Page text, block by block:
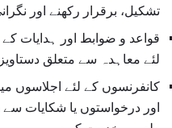
تشکیل، برقرار رکھنے اور
قواعد و ضوابط اور ہدایات کے
لئے معاہدہ سے متعلق
کانفرنسوں کے لئے اجلاسوں
اور درخواستوں یا شکایات